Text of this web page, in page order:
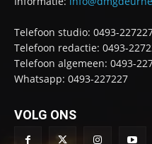
Telefoon studio: 0493-
Telefoon redactie: 0493-
Telefoon algemeen: 0493-
Whatsapp: 0493-227227
VOLG ONS